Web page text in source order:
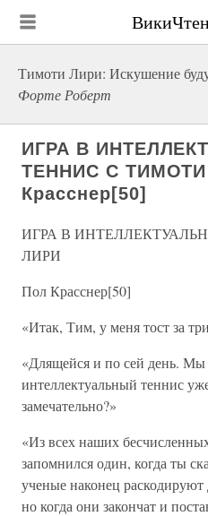
Тимоти Лири: Искушение
Форте Роберт
ИГРА В
ТЕННИС С
Красснер[50]
ИГРА В
ЛИРИ
Пол Красснер[50]
«Итак, Тим, у меня тост за
«Длящейся и по сей день. Мы
интеллектуальный теннис
замечательно?»
«Из всех наших
запомнился один, когда ты
ученые наконец
но когда они закончат и